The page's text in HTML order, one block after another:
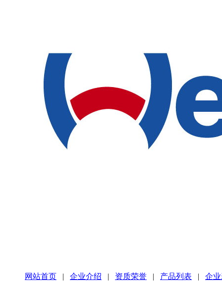
网站首页 | 企业介绍 | 资质荣誉 | 产品列表 | 企